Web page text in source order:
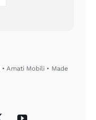
• Amati Mobili • Made